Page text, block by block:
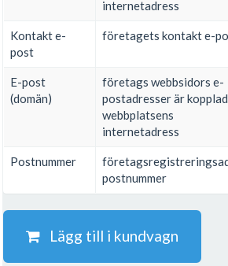
internetadress
Kontakt e-
post
företagets kontakt e-
E-post
(domän)
företags webbsidors e-
postadresser är
webbplatsens
internetadress
Postnummer
postnummer
Lägg till i kundvagn